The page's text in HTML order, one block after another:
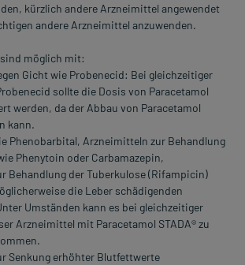
kürzlich andere Arzneimittel angewendet
andere Arzneimittel anzuwenden.
möglich mit:
Gicht wie Probenecid: Bei gleichzeitiger
sollte die Dosis von Paracetamol
werden, da der Abbau von Paracetamol
kann.
Phenobarbital, Arzneimitteln zur Behandlung
Phenytoin oder Carbamazepin,
Behandlung der Tuberkulose (Rifampicin)
die Leber schädigenden
Umständen kann es bei gleichzeitiger
Arzneimittel mit Paracetamol STADA® zu
Senkung erhöhter Blutfettwerte